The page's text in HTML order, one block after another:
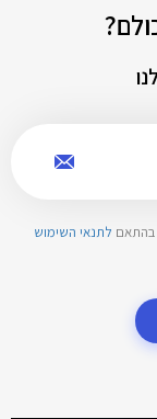
בהתאם לתנאי השימוש